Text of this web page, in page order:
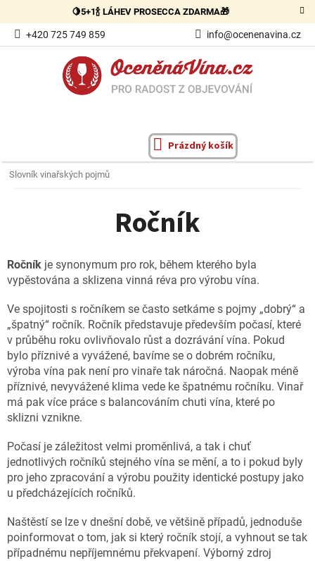
obsah
🍋5+1🍾 LÁHEV PROSECCA ZDARMA🎁
+420 725 749 859 info@ocenenavina.cz
NÁKUPNÍ
Prázdný košík
Slovník vinařských pojmů
Ročník
Ročník je synonymum pro rok, během kterého byla
vypěstována a sklizena vinná réva pro výrobu vína.
Ve spojitosti s ročníkem se často setkáme s pojmy „dobrý“ a
„špatný“ ročník. Ročník představuje především počasí, které
v průběhu roku ovlivňovalo růst a dozrávání vína. Pokud
bylo příznivé a vyvážené, bavíme se o dobrém ročníku,
výroba vína pak není pro vinaře tak náročná. Naopak méně
příznivé, nevyvážené klima vede ke špatnému ročníku. Vinař
má pak více práce s balancováním chuti vína, které po
sklizni vznikne.
Počasí je záležitost velmi proměnlivá, a tak i chuť
jednotlivých ročníků stejného vína se mění, a to i pokud byly
pro jeho zpracování a výrobu použity identické postupy jako
u předcházejících ročníků.
Naštěstí se lze v dnešní době, ve většině případů, jednoduše
poinformovat o tom, jak si který ročník stojí, a vyhnout se tak
případnému nepříjemnému překvapení. Výborný zdroj